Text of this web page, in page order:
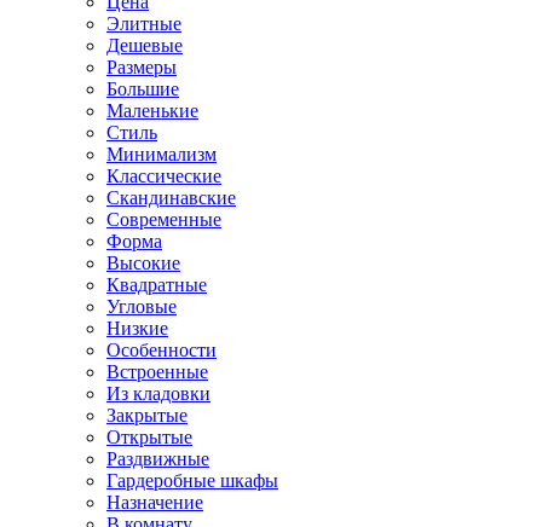
Элитные
Дешевые
Размеры
Большие
Маленькие
Стиль
Минимализм
Классические
Скандинавские
Современные
Форма
Высокие
Квадратные
Угловые
Низкие
Особенности
Встроенные
Из кладовки
Закрытые
Открытые
Раздвижные
Гардеробные шкафы
Назначение